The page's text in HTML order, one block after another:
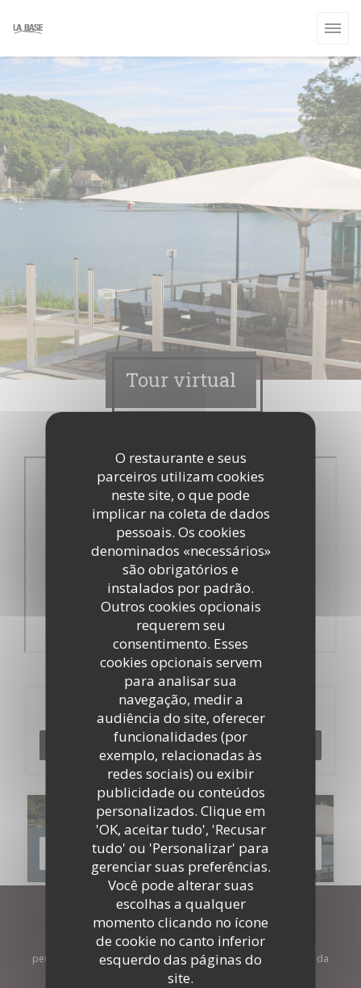
O restaurante e seus
parceiros utilizam cookies
neste site, o que pode
implicar na coleta de dados
pessoais. Os cookies
denominados «necessários»
são obrigatórios e
instalados por padrão.
Outros cookies opcionais
requerem seu
consentimento. Esses
cookies opcionais servem
para analisar sua
navegação, medir a
audiência do site, oferecer
funcionalidades (por
exemplo, relacionadas às
redes sociais) ou exibir
publicidade ou conteúdos
personalizados. Clique em
'OK, aceitar tudo', 'Recusar
tudo' ou 'Personalizar' para
gerenciar suas preferências.
Você pode alterar suas
escolhas a qualquer
momento clicando no ícone
de cookie no canto inferior
esquerdo das páginas do
site.
Tour virtual
Reserva
RESERVAR UMA MESA
Menus
DESCUBRA O NOSSO MENU
Mantenha-se atualizado
Subscrever a nossa newsletter para receber comunicações
personalizadas e ofertas de marketing por correio eletrónico da
nossa parte.